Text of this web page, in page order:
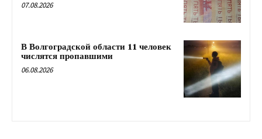
07.08.2026
В Волгоградской области 11 человек
числятся пропавшими
06.08.2026